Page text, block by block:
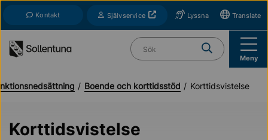
Kontakt SjälvserviceÖppnas i nytt fönsterLyssna Translate
Vad söker du?
Meny
Boende och korttidsstöd Korttidsvistelse
Korttidsvistelse